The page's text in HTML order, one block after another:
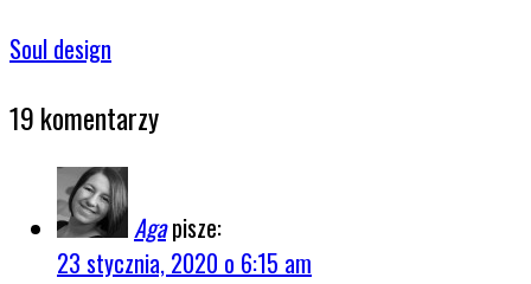
Soul design
19 komentarzy
Aga pisze:
23 stycznia, 2020 o 6:15 am